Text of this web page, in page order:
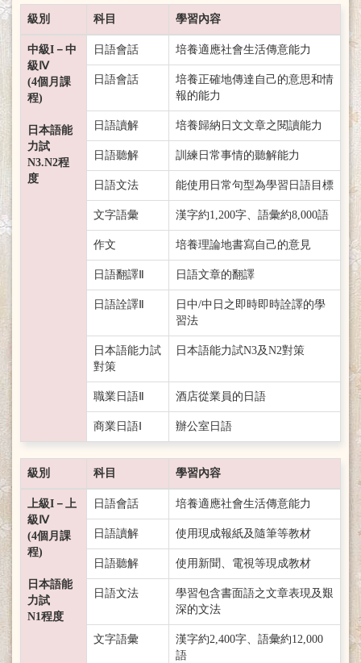
級別 科目 學習內容
中級I－中
級Ⅳ
(4個月課
程)
日本語能
力試
N3.N2程
度
日語會話 培養適應社會生活傳意能力
日語會話
培養正確地傳達自己的意思和情
報的能力
日語讀解 培養歸納日文文章之閱讀能力
日語聽解 訓練日常事情的聽解能力
日語文法 能使用日常句型為學習日語目標
文字語彙 漢字約1,200字、語彙約8,000語
作文 培養理論地書寫自己的意見
日語翻譯Ⅱ 日語文章的翻譯
日語詮譯Ⅱ
日中/中日之即時即時詮譯的學
習法
日本語能力試
對策
日本語能力試N3及N2對策
職業日語Ⅱ 酒店從業員的日語
商業日語Ⅰ 辦公室日語
級別 科目 學習內容
上級I－上
級Ⅳ
(4個月課
程)
日本語能
力試
N1程度
日語會話 培養適應社會生活傳意能力
日語讀解 使用現成報紙及隨筆等教材
日語聽解 使用新聞、電視等現成教材
日語文法
學習包含書面語之文章表現及艱
深的文法
文字語彙
漢字約2,400字、語彙約12,000
語